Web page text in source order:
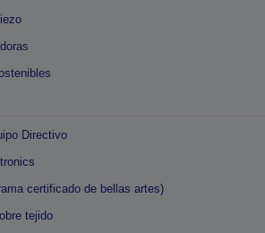
Directivo
certificado de bellas artes)
tejido